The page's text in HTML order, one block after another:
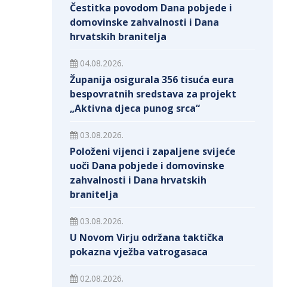
Čestitka povodom Dana pobjede i
domovinske zahvalnosti i Dana
hrvatskih branitelja
04.08.2026.
Županija osigurala 356 tisuća eura
bespovratnih sredstava za projekt
„Aktivna djeca punog srca“
03.08.2026.
Položeni vijenci i zapaljene svijeće
uoči Dana pobjede i domovinske
zahvalnosti i Dana hrvatskih
branitelja
03.08.2026.
U Novom Virju održana taktička
pokazna vježba vatrogasaca
02.08.2026.